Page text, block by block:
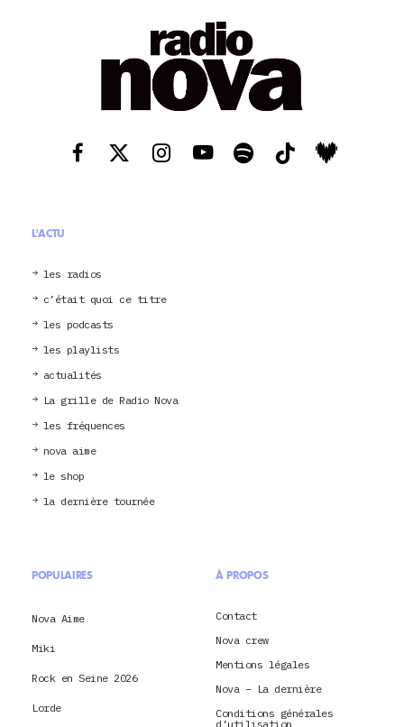
L'ACTU
les radios
c’était quoi ce titre
les podcasts
les playlists
actualités
La grille de Radio Nova
les fréquences
nova aime
le shop
la dernière tournée
POPULAIRES
Nova Aime
Miki
Rock en Seine 2026
Lorde
À PROPOS
Contact
Nova crew
Mentions légales
Nova – La dernière
Conditions générales
d’utilisation